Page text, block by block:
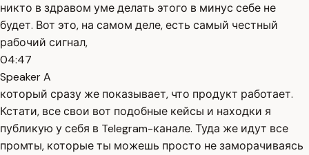
никто в здравом уме делать этого в минус себе не
будет. Вот это, на самом деле, есть самый честный
рабочий сигнал,
04:47
Speaker A
который сразу же показывает, что продукт работает.
Кстати, все свои вот подобные кейсы и находки я
публикую у себя в Telegram-канале. Туда же идут все
промты, которые ты можешь просто не заморачиваясь